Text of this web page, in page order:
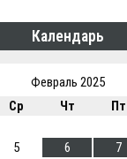
Календарь
Февраль 2025
Ср Чт Пт
5 6 7